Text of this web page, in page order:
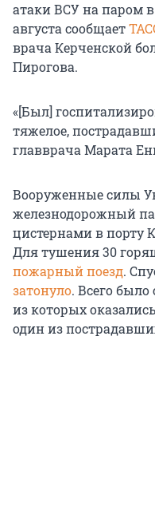
атаки ВСУ на паром
августа сообщает
врача Керченской
Пирогова.
«[Был]
тяжелое,
главврача Марата
Вооруженные силы
железнодорожный
цистернами в порту
Для тушения 30
пожарный поезд.
затонуло. Всего было
из которых
один из